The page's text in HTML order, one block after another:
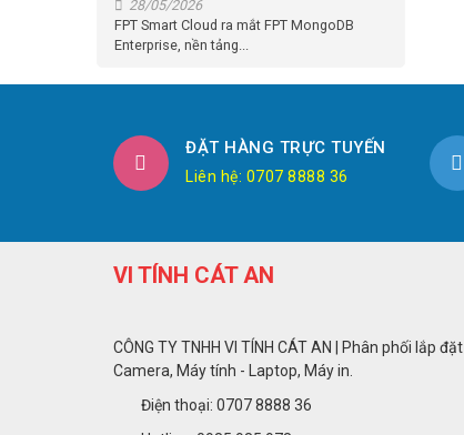
28/05/2026
FPT Smart Cloud ra mắt FPT MongoDB
Enterprise, nền tảng...
ĐẶT HÀNG TRỰC TUYẾN
Liên hệ: 0707 8888 36
VI TÍNH CÁT AN
CÔNG TY TNHH VI TÍNH CÁT AN | Phân phối lắp đặt
Camera, Máy tính - Laptop, Máy in.
Điện thoại: 0707 8888 36